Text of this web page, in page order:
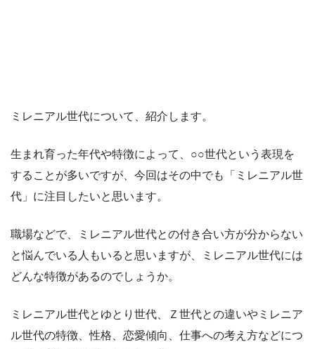
ミレニアル世代について、紹介します。
生まれ育った年代や特徴によって、○○世代という表現を
することが多いですが、今回はその中でも「ミレニアル世
代」に注目したいと思います。
職場などで、ミレニアル世代との付き合い方が分からない
と悩んでいる人もいると思いますが、ミレニアル世代には
どんな特徴があるのでしょうか。
ミレニアル世代とゆとり世代、Ｚ世代との違いやミレニア
ル世代の特徴、性格、恋愛傾向、仕事への考え方などにつ